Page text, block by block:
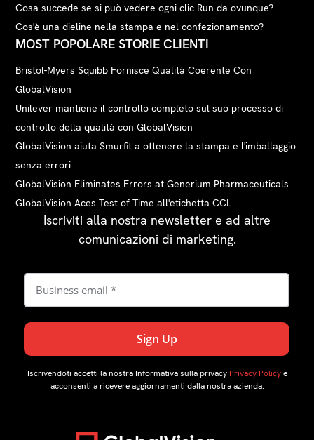
Cosa succede se si può vedere ogni clic Run da ovunque?
Cos'è una dieline nella stampa e nel confezionamento?
MOST POPOLARE STORIE CLIENTI
Bristol-Myers Squibb Fornisce Qualità Coerente Con
GlobalVision
Unilever mantiene il controllo completo sul suo processo di
controllo della qualità con GlobalVision
GlobalVision aiuta Smurfit a ottenere la stampa e l'imballaggio
senza errori
GlobalVision Eliminates Errors at Generium Pharmaceuticals
GlobalVision Aces Test of Time all'etichetta CCL
Iscriviti alla nostra newsletter e ad altre
comunicazioni di marketing.
Iscrivendoti accetti la nostra Informativa sulla privacy Privacy Policye
acconsenti a ricevere aggiornamenti dalla nostra azienda.